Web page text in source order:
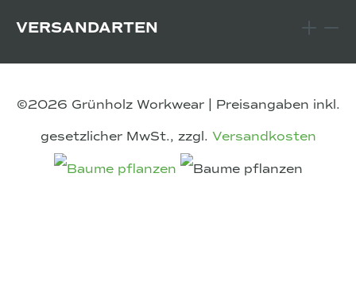
VERSANDARTEN
©2026 Grünholz Workwear | Preisangaben inkl.
gesetzlicher MwSt., zzgl. Versandkosten